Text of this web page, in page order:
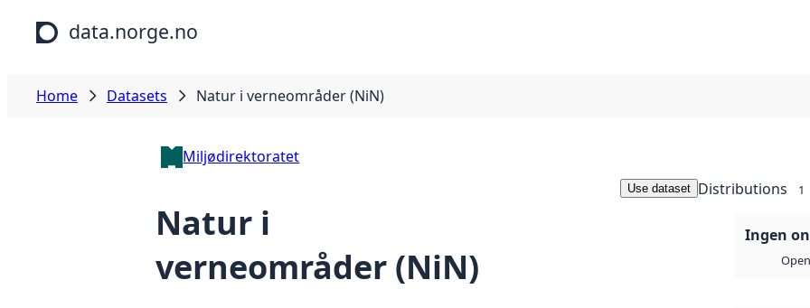
Skip to main content
data.norge.no
Home Datasets Natur i verneområder (NiN)
Miljødirektoratet
Natur i
verneområder (NiN)
Use dataset Distributions 1
Ingen